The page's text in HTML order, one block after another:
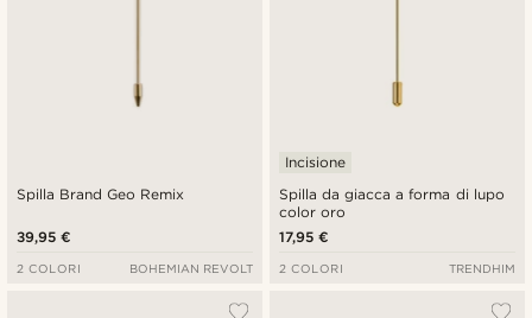
Spilla Brand Geo Remix
39,95 €
2 COLORI BOHEMIAN REVOLT
Spilla da giacca a forma di lupo
color oro
Incisione
17,95 €
2 COLORI TRENDHIM